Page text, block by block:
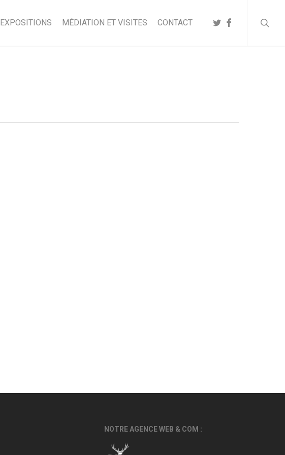
EXPOSITIONS MÉDIATION ET VISITES CONTACT TWITTER
FACEBOOK
NOTRE AGENCE WEB & COM :